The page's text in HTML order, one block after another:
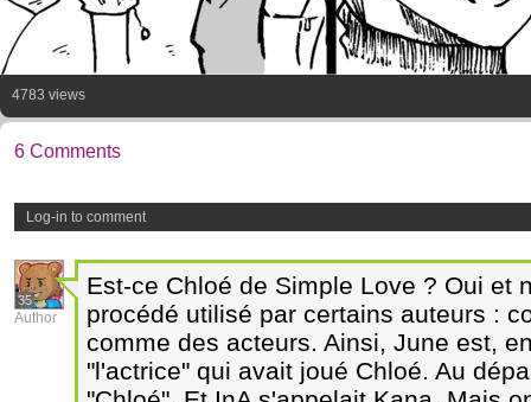
4783 views
6 Comments
Log-in to comment
35
Author
Est-ce Chloé de Simple Love ? Oui et
procédé utilisé par certains auteurs :
comme des acteurs. Ainsi, June est,
"l'actrice" qui avait joué Chloé. Au